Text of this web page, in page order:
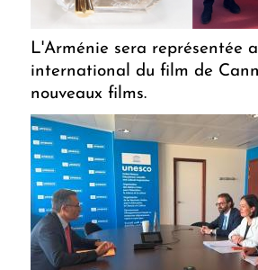
L'Arménie sera représentée
international du film de
nouveaux films.